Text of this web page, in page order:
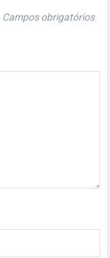
Campos obrigatórios